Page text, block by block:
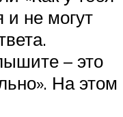
и не могут
– это
На этом